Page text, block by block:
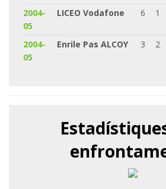
2004-
05
LICEO Vodafone 6 1
2004-
05
Enrile Pas ALCOY 3 2